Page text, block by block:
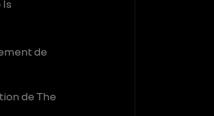
Is
de
de The